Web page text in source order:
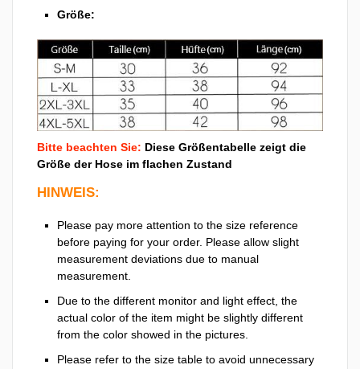
Größe:
Bitte beachten Sie: Diese Größentabelle zeigt die
Größe der Hose im flachen Zustand
HINWEIS:
Please pay more attention to the size reference
before paying for your order. Please allow slight
measurement deviations due to manual
measurement.
Due to the different monitor and light effect, the
actual color of the item might be slightly different
from the color showed in the pictures.
Please refer to the size table to avoid unnecessary